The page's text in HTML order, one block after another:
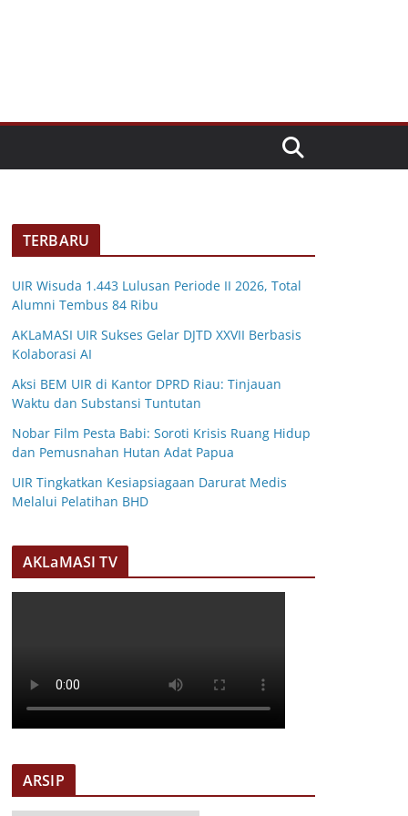
TERBARU
UIR Wisuda 1.443 Lulusan Periode II 2026, Total
Alumni Tembus 84 Ribu
AKLaMASI UIR Sukses Gelar DJTD XXVII Berbasis
Kolaborasi AI
Aksi BEM UIR di Kantor DPRD Riau: Tinjauan
Waktu dan Substansi Tuntutan
Nobar Film Pesta Babi: Soroti Krisis Ruang Hidup
dan Pemusnahan Hutan Adat Papua
UIR Tingkatkan Kesiapsiagaan Darurat Medis
Melalui Pelatihan BHD
AKLaMASI TV
ARSIP